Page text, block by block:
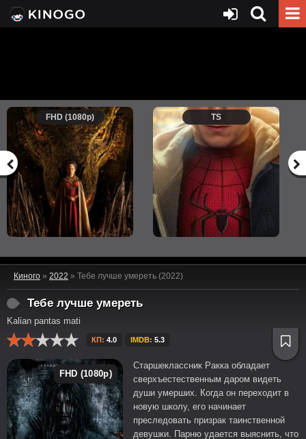
FHD (1080p) TS
Киного » 2022 » Тебе лучше умереть (2022)
Тебе лучше умереть
Kalian pantas mati
КП: 4.0 IMDB: 5.3
FHD (1080p)
Старшеклассник Ракка обладает
сверхъестественным даром видеть
души умерших. Когда он переходит в
новую школу, его начинает
преследовать призрак таинственной
девушки. Парню удается выяснить, что